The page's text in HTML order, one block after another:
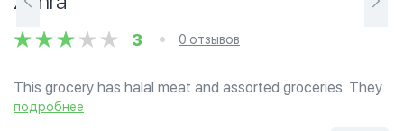
3 0 отзывов
This grocery has halal meat and assorted groceries. They
also have Islamic clothing.
подробнее